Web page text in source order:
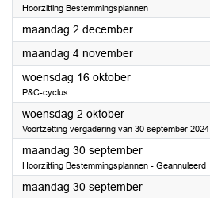
Hoorzitting Bestemmingsplannen
maandag 2 december2024
maandag 4 november2024
woensdag 16 oktober2024
P&C-cyclus
woensdag 2 oktober2024
Voortzetting vergadering van 30 september 2024.
maandag 30 september2024
Hoorzitting Bestemmingsplannen - Geannuleerd
maandag 30 september2024